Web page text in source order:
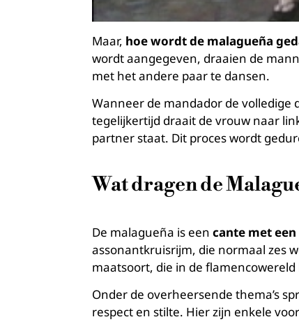
Maar, hoe wordt de malagueña
wordt aangegeven, draaien de
met het andere paar te dansen.
Wanneer de mandador de
tegelijkertijd draait de vrouw naar
partner staat. Dit proces wordt
Wat dragen de
De malagueña is een cante met
assonantkruisrijm, die normaal zes
maatsoort, die in de flamencowereld
Onder de overheersende thema’s
respect en stilte. Hier zijn enkele